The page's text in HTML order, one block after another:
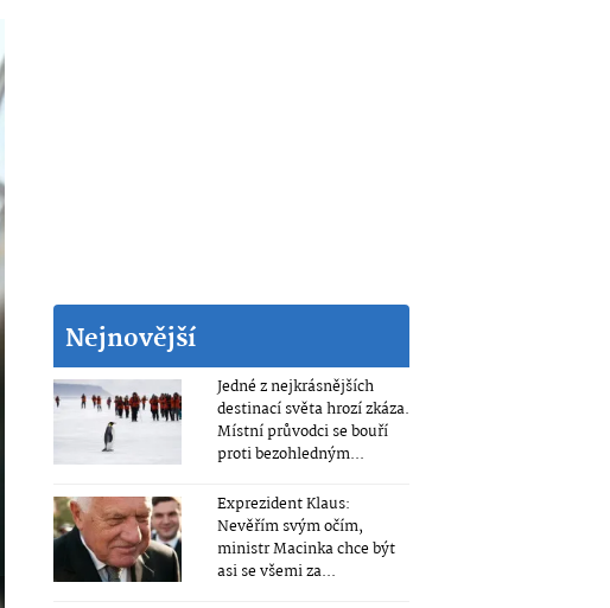
Nejnovější
Jedné z nejkrásnějších
destinací světa hrozí zkáza.
Místní průvodci se bouří
proti bezohledným...
Exprezident Klaus:
Nevěřím svým očím,
ministr Macinka chce být
asi se všemi za...